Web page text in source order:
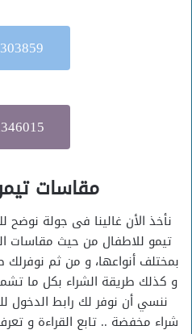
مقاسات
نأخذ الأن غالينا فى جولة
تيمو للاطفال من حيث مقاسات
بمختلف أنواعها، و من ثم
و كذلك طريقة الشراء بكل ما
ننسي أن نوفر لك رابط الدخول
شراء مخفضة .. تابع القراءة و